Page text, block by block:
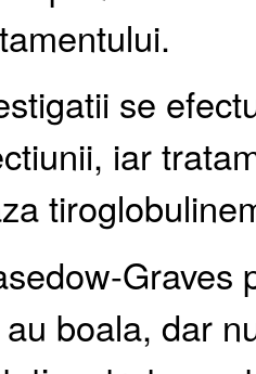
se
iar
Graves
boala, dar